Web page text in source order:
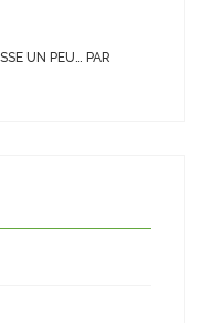
UN PEU… PAR